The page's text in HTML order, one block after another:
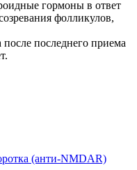
гормоны в ответ
фолликулов,
последнего приема
(анти-NMDAR)